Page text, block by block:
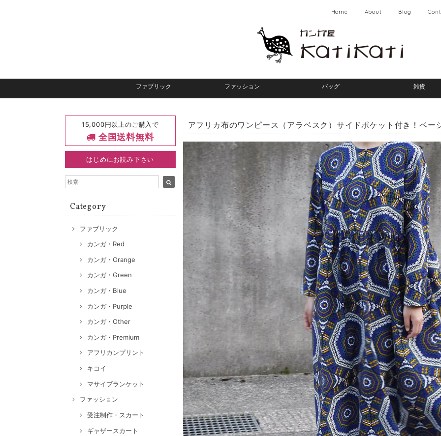
Home About Blog
ファブリック ファッション バッグ 雑貨
15,000円以上のご購入で
全国送料無料
はじめにお読み下さい
Category
ファブリック
カンガ・Red
カンガ・Orange
カンガ・Green
カンガ・Blue
カンガ・Purple
カンガ・Other
カンガ・Premium
アフリカンプリント
キコイ
マサイブランケット
ファッション
受注制作・スカート
ギャザースカート
アフリカ布のワンピース（アラベスク）サイドポケット付き！ベ